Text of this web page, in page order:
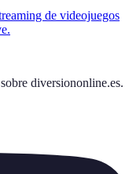
de videojuegos
diversiononline.es.